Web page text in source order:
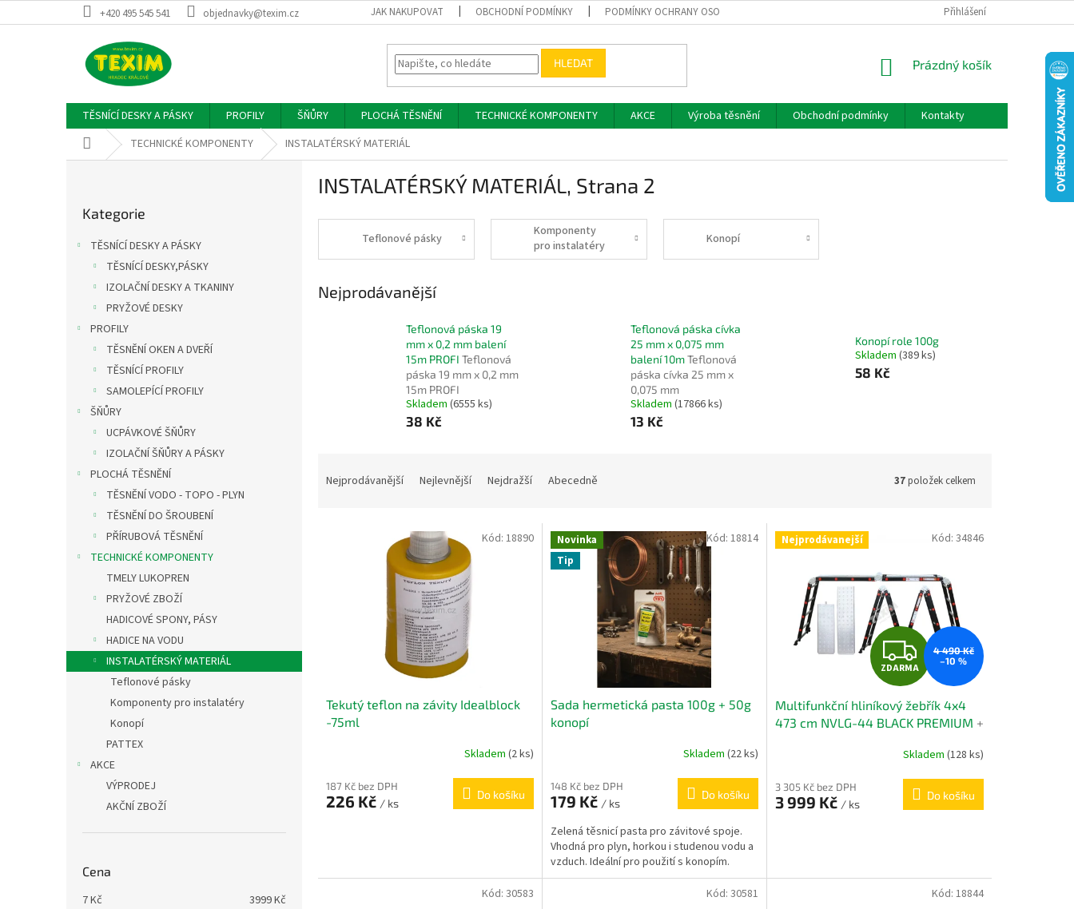
na
+420 495 545 541 objednavky@texim.cz JAK NAKUPOVAT OBCHODNÍ PODMÍNKY PODMÍNKY OCHRANY OSOBNÍCH ÚDAJŮ Přihlášení
HLEDAT
NÁKUPNÍ
Prázdný košík
TĚSNÍCÍ DESKY A PÁSKY PROFILY ŠŇŮRY PLOCHÁ TĚSNĚNÍ TECHNICKÉ KOMPONENTY AKCE Výroba těsnění Obchodní podmínky
Kontakty
Domů TECHNICKÉ KOMPONENTY INSTALATÉRSKÝ MATERIÁL
kategorie
Kategorie
TĚSNÍCÍ DESKY A PÁSKY
TĚSNÍCÍ DESKY,PÁSKY
IZOLAČNÍ DESKY A TKANINY
PRYŽOVÉ DESKY
PROFILY
TĚSNĚNÍ OKEN A DVEŘÍ
TĚSNÍCÍ PROFILY
SAMOLEPÍCÍ PROFILY
ŠŇŮRY
UCPÁVKOVÉ ŠŇŮRY
IZOLAČNÍ ŠŇŮRY A PÁSKY
PLOCHÁ TĚSNĚNÍ
TĚSNĚNÍ VODO - TOPO - PLYN
TĚSNĚNÍ DO ŠROUBENÍ
PŘÍRUBOVÁ TĚSNĚNÍ
TECHNICKÉ KOMPONENTY
TMELY LUKOPREN
PRYŽOVÉ ZBOŽÍ
HADICOVÉ SPONY, PÁSY
HADICE NA VODU
INSTALATÉRSKÝ MATERIÁL
Teflonové pásky
Komponenty pro instalatéry
Konopí
PATTEX
AKCE
VÝPRODEJ
AKČNÍ ZBOŽÍ
Cena
7Kč 3999Kč
INSTALATÉRSKÝ MATERIÁL, Strana 2
Teflonové pásky
Komponenty
pro instalatéry
Konopí
Nejprodávanější
Teflonová páska 19
mm x 0,2 mm balení
15m PROFI Teflonová
páska 19 mm x 0,2 mm
15m PROFI
Skladem (6555 ks)
38 Kč
Teflonová páska cívka
25 mm x 0,075 mm
balení 10mTeflonová
páska cívka 25 mm x
0,075 mm
Skladem (17866 ks)
13 Kč
Konopí role 100g
Skladem (389 ks)
58 Kč
Nejprodávanější Nejlevnější Nejdražší Abecedně 37položek celkem
Tekutý teflon na závity Idealblock
-75ml
Skladem (2 ks)
187 Kč bez DPH
226 Kč / ks
Do košíku
Kód: 18890
Novinka
Tip
Sada hermetická pasta 100g + 50g
konopí
Skladem (22 ks)
148 Kč bez DPH
179 Kč / ks
Do košíku
Zelená těsnicí pasta pro závitové spoje.
Vhodná pro plyn, horkou i studenou vodu a
vzduch. Ideální pro použití s konopím.
Kód: 18814 Nejprodávanejší
Z
D
A
R
M
A
ZDARMA
4 490 Kč
–10 %
Multifunkční hliníkový žebřík 4x4
473 cm NVLG-44 BLACK PREMIUM +
Skladem (128 ks)
3 305 Kč bez DPH
3 999 Kč / ks
Do košíku
Kód: 34846
Kód: 30583 Kód: 30581 Kód: 18844